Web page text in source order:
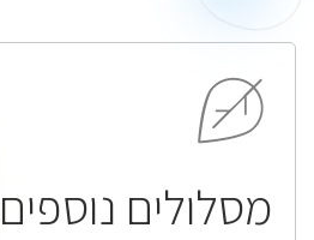
מסלולים